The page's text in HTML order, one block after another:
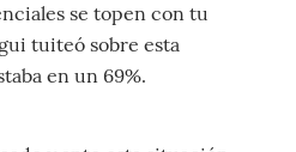
se topen con tu
tuiteó sobre esta
en un 69%.